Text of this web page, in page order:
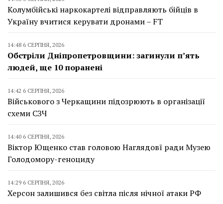
Колумбійські наркокартелі відправляють бійців в
Україну вчитися керувати дронами – FT
14:48 6 СЕРПНЯ, 2026
Обстріли Дніпропетровщини: загинули п’ять
людей, ще 10 поранені
14:42 6 СЕРПНЯ, 2026
Військового з Черкащини підозрюють в організації
схеми СЗЧ
14:40 6 СЕРПНЯ, 2026
Віктор Ющенко став головою Наглядовї ради Музею
Голодомору-геноциду
14:29 6 СЕРПНЯ, 2026
Херсон залишився без світла після нічної атаки РФ